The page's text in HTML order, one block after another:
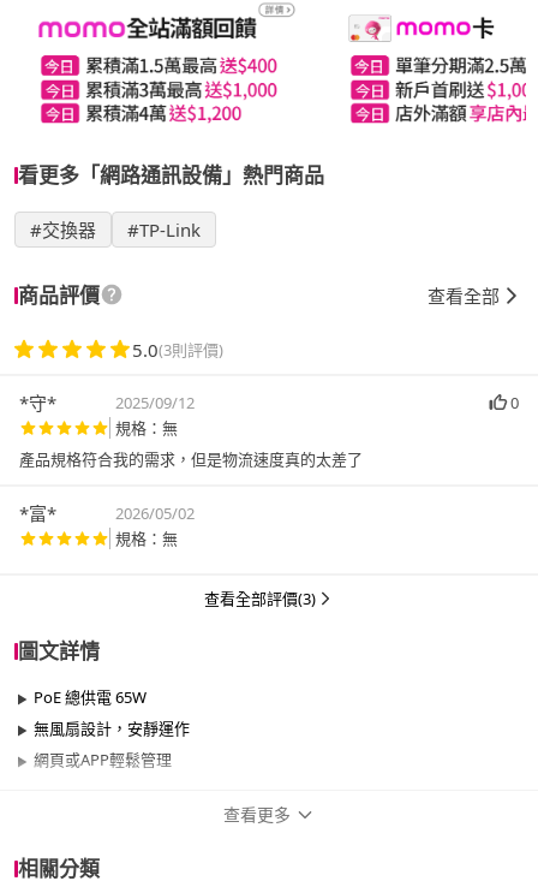
看更多「網路通訊設備」熱門商品
#交換器 #TP-Link
商品評價 查看全部
5.0(3則評價)
*守* 2025/09/12
0
規格：無
產品規格符合我的需求，但是物流速度真的太差了
*富*
2026/05/02
規格：無
查看全部評價(3)
圖文詳情
PoE 總供電 65W
無風扇設計，安靜運作
網頁或APP輕鬆管理
查看更多
相關分類